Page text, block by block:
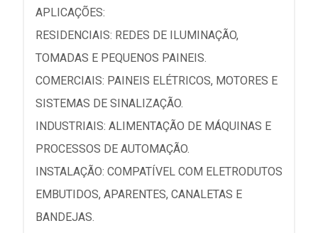
APLICAÇÕES:
RESIDENCIAIS: REDES DE ILUMINAÇÃO,
TOMADAS E PEQUENOS PAINEIS.
COMERCIAIS: PAINEIS ELÉTRICOS, MOTORES E
SISTEMAS DE SINALIZAÇÃO.
INDUSTRIAIS: ALIMENTAÇÃO DE MÁQUINAS E
PROCESSOS DE AUTOMAÇÃO.
INSTALAÇÃO: COMPATÍVEL COM ELETRODUTOS
EMBUTIDOS, APARENTES, CANALETAS E
BANDEJAS.